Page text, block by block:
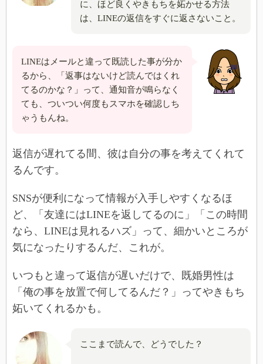
に、ほど良くやきもちを妬かせる方法
は、LINEの返信をすぐに返さないこと。
LINEはメールと違って既読した事が分か
るから、「返事はないけど読んではくれ
てるのかな？」って、通知音が鳴らなく
ても、ついつい何度もスマホを確認しち
ゃうもんね。
返信が遅れてる間、彼は自分の事を考えてくれて
るんです。
SNSが便利になって情報が入手しやすくなるほ
ど、「友達にはLINEを返してるのに」「この時間
なら、LINEは見れるハズ」って、細かいところが
気になったりするんだ、これが。
いつもと違って返信が遅いだけで、既婚男性は
「俺の事を放置で何してるんだ？」ってやきもち
妬いてくれるかも。
ここまで読んで、どうでした？